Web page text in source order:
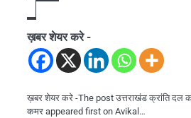
ख़बर शेयर करे -
ख़बर शेयर करे -The post उत्तराखंड क्रांति दल
कमर appeared first on Avikal…